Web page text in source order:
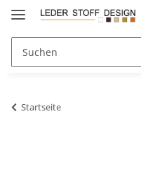
Startseite